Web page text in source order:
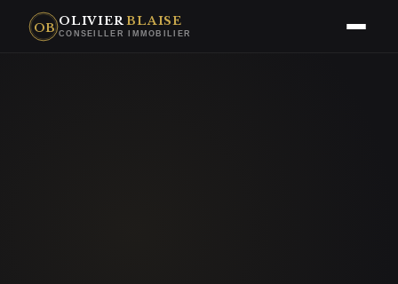
OB OLIVIERBLAISE
CONSEILLER IMMOBILIER